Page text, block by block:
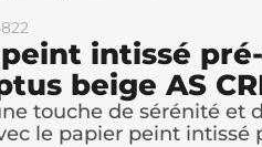
intissé
beige AS
touche de sérénité et
le papier peint intissé